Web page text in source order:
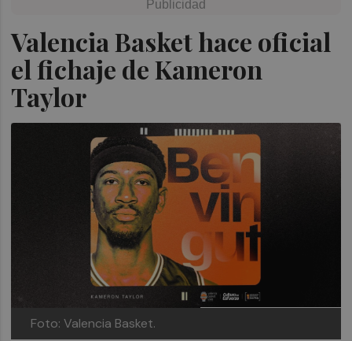
Valencia Basket hace oficial
el fichaje de Kameron
Taylor
Foto: Valencia Basket.